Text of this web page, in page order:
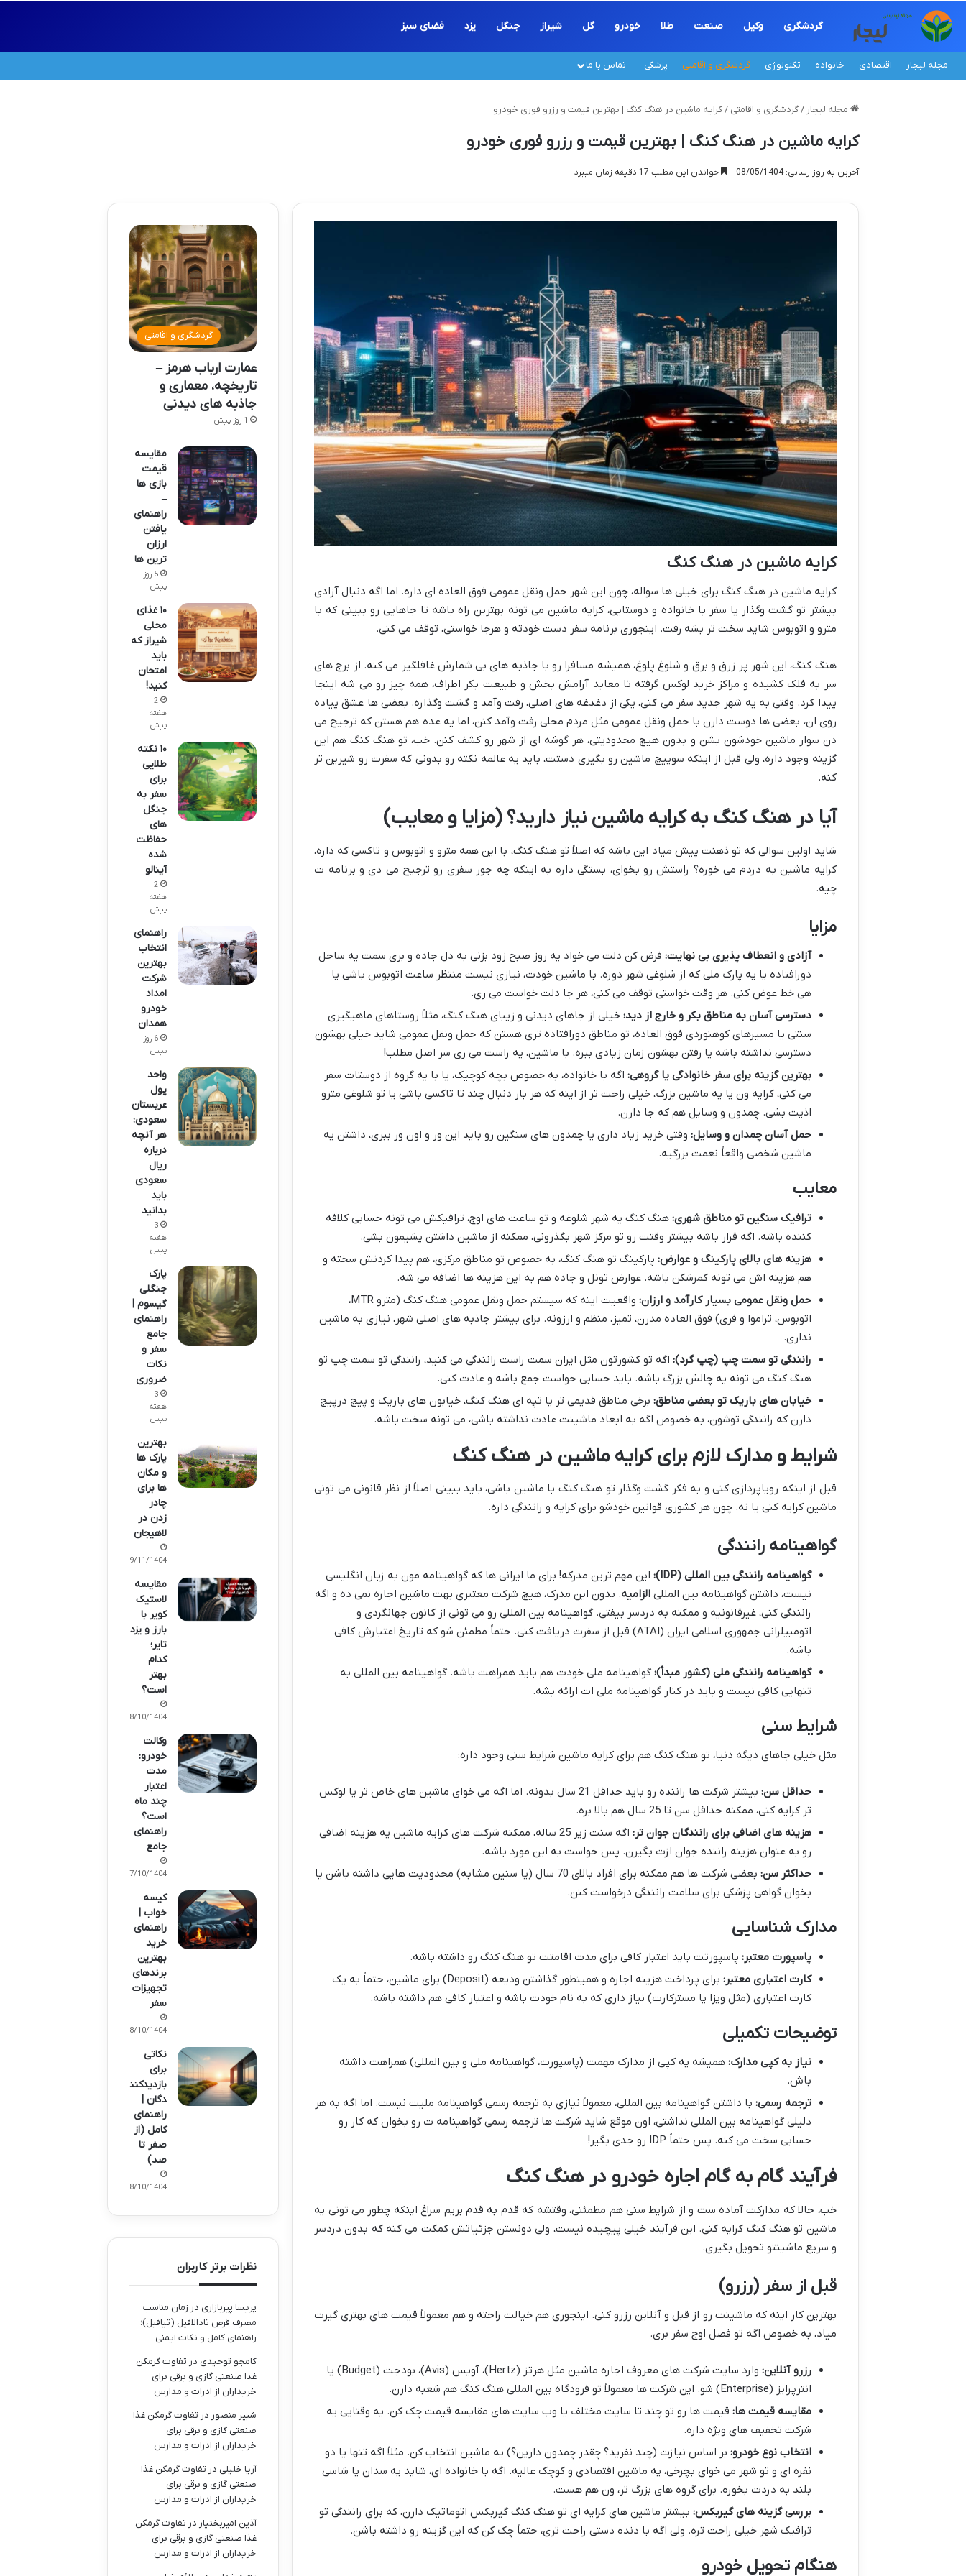
گردشگری وکیل صنعت طلا خودرو گل شیراز جنگل یزد فضای سبز
مجله لیجار اقتصادی خانواده تکنولوژی گردشگری و اقامتی پزشکی تماس با ما
مجله لیجار / گردشگری و اقامتی / کرایه ماشین در هنگ کنگ | بهترین قیمت و رزرو فوری خودرو
کرایه ماشین در هنگ کنگ | بهترین قیمت و رزرو فوری خودرو
آخرین به روز رسانی: 08/05/1404 خواندن این مطلب 17 دقیقه زمان میبرد
کرایه ماشین در هنگ کنگ
کرایه ماشین در هنگ کنگ برای خیلی ها سواله، چون این شهر حمل ونقل عمومی فوق العاده ای داره. اما اگه دنبال آزادی
بیشتر تو گشت وگذار یا سفر با خانواده و دوستایی، کرایه ماشین می تونه بهترین راه باشه تا جاهایی رو ببینی که با
مترو و اتوبوس شاید سخت تر بشه رفت. اینجوری برنامه سفر دست خودته و هرجا خواستی، توقف می کنی.
هنگ کنگ، این شهر پر زرق و برق و شلوغ پلوغ، همیشه مسافرا رو با جاذبه های بی شمارش غافلگیر می کنه. از برج های
سر به فلک کشیده و مراکز خرید لوکس گرفته تا معابد آرامش بخش و طبیعت بکر اطراف، همه چیز رو می شه اینجا
پیدا کرد. وقتی به یه شهر جدید سفر می کنی، یکی از دغدغه های اصلی، رفت وآمد و گشت وگذاره. بعضی ها عشق پیاده
روی ان، بعضی ها دوست دارن با حمل ونقل عمومی مثل مردم محلی رفت وآمد کنن، اما یه عده هم هستن که ترجیح می
دن سوار ماشین خودشون بشن و بدون هیچ محدودیتی، هر گوشه ای از شهر رو کشف کنن. خب، تو هنگ کنگ هم این
گزینه وجود داره، ولی قبل از اینکه سوییچ ماشین رو بگیری دستت، باید یه عالمه نکته رو بدونی که سفرت رو شیرین تر
کنه.
آیا در هنگ کنگ به کرایه ماشین نیاز دارید؟ (مزایا و معایب)
شاید اولین سوالی که تو ذهنت پیش میاد این باشه که اصلاً تو هنگ کنگ، با این همه مترو و اتوبوس و تاکسی که داره،
کرایه ماشین به دردم می خوره؟ راستش رو بخوای، بستگی داره به اینکه چه جور سفری رو ترجیح می دی و برنامه ت
چیه.
مزایا
آزادی و انعطاف پذیری بی نهایت: فرض کن دلت می خواد یه روز صبح زود بزنی به دل جاده و بری سمت یه ساحل
دورافتاده یا یه پارک ملی که از شلوغی شهر دوره. با ماشین خودت، نیازی نیست منتظر ساعت اتوبوس باشی یا
هی خط عوض کنی. هر وقت خواستی توقف می کنی، هر جا دلت خواست می ری.
دسترسی آسان به مناطق بکر و خارج از دید: خیلی از جاهای دیدنی و زیبای هنگ کنگ، مثلاً روستاهای ماهیگیری
سنتی یا مسیرهای کوهنوردی فوق العاده، تو مناطق دورافتاده تری هستن که حمل ونقل عمومی شاید خیلی بهشون
دسترسی نداشته باشه یا رفتن بهشون زمان زیادی ببره. با ماشین، یه راست می ری سر اصل مطلب!
بهترین گزینه برای سفر خانوادگی یا گروهی: اگه با خانواده، به خصوص بچه کوچیک، یا با یه گروه از دوستات سفر
می کنی، کرایه ون یا یه ماشین بزرگ، خیلی راحت تر از اینه که هر بار دنبال چند تا تاکسی باشی یا تو شلوغی مترو
اذیت بشی. چمدون و وسایل هم که جا دارن.
حمل آسان چمدان و وسایل: وقتی خرید زیاد داری یا چمدون های سنگین رو باید این ور و اون ور ببری، داشتن یه
ماشین شخصی واقعاً نعمت بزرگیه.
معایب
ترافیک سنگین تو مناطق شهری: هنگ کنگ یه شهر شلوغه و تو ساعت های اوج، ترافیکش می تونه حسابی کلافه
کننده باشه. اگه قرار باشه بیشتر وقتت رو تو مرکز شهر بگذرونی، ممکنه از ماشین داشتن پشیمون بشی.
هزینه های بالای پارکینگ و عوارض: پارکینگ تو هنگ کنگ، به خصوص تو مناطق مرکزی، هم پیدا کردنش سخته و
هم هزینه اش می تونه کمرشکن باشه. عوارض تونل و جاده هم به این هزینه ها اضافه می شه.
حمل ونقل عمومی بسیار کارآمد و ارزان:
واقعیت اینه که سیستم حمل ونقل عمومی هنگ کنگ (مترو MTR،
اتوبوس، تراموا و فری) فوق العاده مدرن، تمیز، منظم و ارزونه. برای بیشتر جاذبه های اصلی شهر، نیازی به ماشین
نداری.
رانندگی تو سمت چپ (چپ گرد): اگه تو کشورتون مثل ایران سمت راست رانندگی می کنید، رانندگی تو سمت چپ تو
هنگ کنگ می تونه یه چالش بزرگ باشه. باید حسابی حواست جمع باشه و عادت کنی.
خیابان های باریک تو بعضی مناطق: برخی مناطق قدیمی تر یا تپه ای هنگ کنگ، خیابون های باریک و پیچ درپیچ
دارن که رانندگی توشون، به خصوص اگه به ابعاد ماشینت عادت نداشته باشی، می تونه سخت باشه.
شرایط و مدارک لازم برای کرایه ماشین در هنگ کنگ
قبل از اینکه رویاپردازی کنی و به فکر گشت وگذار تو هنگ کنگ با ماشین باشی، باید ببینی اصلاً از نظر قانونی می تونی
ماشین کرایه کنی یا نه. چون هر کشوری قوانین خودشو برای کرایه و رانندگی داره.
گواهینامه رانندگی
گواهینامه رانندگی بین المللی (IDP):
این مهم ترین مدرکه! برای ما ایرانی ها که گواهینامه مون به زبان انگلیسی
نیست، داشتن گواهینامه بین المللیالزامیه. بدون این مدرک، هیچ شرکت معتبری بهت ماشین اجاره نمی ده و اگه
رانندگی کنی، غیرقانونیه و ممکنه به دردسر بیفتی. گواهینامه بین المللی رو می تونی از کانون جهانگردی و
اتومبیلرانی جمهوری اسلامی ایران (ATAI) قبل از سفرت دریافت کنی. حتماً مطمئن شو که تاریخ اعتبارش کافی
باشه.
گواهینامه رانندگی ملی (کشور مبدأ): گواهینامه ملی خودت هم باید همراهت باشه. گواهینامه بین المللی به
تنهایی کافی نیست و باید در کنار گواهینامه ملی ات ارائه بشه.
شرایط سنی
مثل خیلی جاهای دیگه دنیا، تو هنگ کنگ هم برای کرایه ماشین شرایط سنی وجود داره:
حداقل سن:
بیشتر شرکت ها راننده رو باید حداقل 21 سال بدونه. اما اگه می خوای ماشین های خاص تر یا لوکس
تر کرایه کنی، ممکنه حداقل سن تا 25 سال هم بالا بره.
هزینه های اضافی برای رانندگان جوان تر:
اگه سنت زیر 25 ساله، ممکنه شرکت های کرایه ماشین یه هزینه اضافی
رو به عنوان هزینه راننده جوان ازت بگیرن. پس حواست به این مورد باشه.
حداکثر سن:
بعضی شرکت ها هم ممکنه برای افراد بالای 70 سال (یا سنین مشابه) محدودیت هایی داشته باشن یا
بخوان گواهی پزشکی برای سلامت رانندگی درخواست کنن.
مدارک شناسایی
پاسپورت معتبر: پاسپورتت باید اعتبار کافی برای مدت اقامتت تو هنگ کنگ رو داشته باشه.
کارت اعتباری معتبر:
برای پرداخت هزینه اجاره و همینطور گذاشتن ودیعه (Deposit) برای ماشین، حتماً به یک
کارت اعتباری (مثل ویزا یا مسترکارت) نیاز داری که به نام خودت باشه و اعتبار کافی هم داشته باشه.
توضیحات تکمیلی
نیاز به کپی مدارک: همیشه یه کپی از مدارک مهمت (پاسپورت، گواهینامه ملی و بین المللی) همراهت داشته
باش.
ترجمه رسمی: با داشتن گواهینامه بین المللی، معمولاً نیازی به ترجمه رسمی گواهینامه ملیت نیست. اما اگه به هر
دلیلی گواهینامه بین المللی نداشتی، اون موقع شاید شرکت ها ترجمه رسمی گواهینامه ت رو بخوان که کار رو
حسابی سخت می کنه. پس حتماً IDP رو جدی بگیر!
فرآیند گام به گام اجاره خودرو در هنگ کنگ
خب، حالا که مدارکت آماده ست و از شرایط سنی هم مطمئنی، وقتشه که قدم به قدم بریم سراغ اینکه چطور می تونی یه
ماشین تو هنگ کنگ کرایه کنی. این فرآیند خیلی پیچیده نیست، ولی دونستن جزئیاتش کمکت می کنه که بدون دردسر
و سریع ماشینتو تحویل بگیری.
قبل از سفر (رزرو)
بهترین کار اینه که ماشینت رو از قبل و آنلاین رزرو کنی. اینجوری هم خیالت راحته و هم معمولاً قیمت های بهتری گیرت
میاد، به خصوص اگه تو فصل اوج سفر بری.
رزرو آنلاین:
وارد سایت شرکت های معروف اجاره ماشین مثل هرتز (Hertz)، آویس (Avis)، بودجت (Budget) یا
انترپرایز (Enterprise) شو. این شرکت ها معمولاً تو فرودگاه بین المللی هنگ کنگ هم شعبه دارن.
مقایسه قیمت ها: قیمت ها رو تو چند تا سایت مختلف یا وب سایت های مقایسه قیمت چک کن. یه وقتایی یه
شرکت تخفیف های ویژه داره.
انتخاب نوع خودرو: بر اساس نیازت (چند نفرید؟ چقدر چمدون دارین؟) یه ماشین انتخاب کن. مثلاً اگه تنها یا دو
نفره ای و تو شهر می خوای بچرخی، یه ماشین اقتصادی و کوچک عالیه. اگه با خانواده ای، شاید یه سدان یا شاسی
بلند به دردت بخوره. برای گروه های بزرگ تر، ون هم هست.
بررسی گزینه های گیربکس: بیشتر ماشین های کرایه ای تو هنگ کنگ گیربکس اتوماتیک دارن، که برای رانندگی تو
ترافیک شهر خیلی راحت تره. ولی اگه با دنده دستی راحت تری، حتماً چک کن که این گزینه رو داشته باشن.
هنگام تحویل خودرو
گردشگری و اقامتی
عمارت ارباب هرمز –
تاریخچه، معماری و
جاذبه های دیدنی
1 روز پیش
مقایسه
قیمت
بازی ها
–
راهنمای
یافتن
ارزان
ترین ها
5 روز
پیش
۱۰ غذای
محلی
شیراز که
باید
امتحان
کنید!
2
هفته
پیش
۱۰ نکته
طلایی
برای
سفر به
جنگل
های
حفاظت
شده
آینالو
2
هفته
پیش
راهنمای
انتخاب
بهترین
شرکت
امداد
خودرو
همدان
6 روز
پیش
واحد
پول
عربستان
سعودی:
هر آنچه
درباره
ریال
سعودی
باید
بدانید
3
هفته
پیش
پارک
جنگلی
گیسوم |
راهنمای
جامع
سفر و
نکات
ضروری
3
هفته
پیش
بهترین
پارک ها
و مکان
ها برای
چادر
زدن در
لاهیجان
29/11/1404
مقایسه
لاستیک
کویر با
بارز و یزد
تایر؛
کدام
بهتر
است؟
08/10/1404
وکالت
خودرو:
مدت
اعتبار
چند ماه
است؟
راهنمای
جامع
07/10/1404
کیسه
خواب |
راهنمای
خرید
بهترین
برندهای
تجهیزات
سفر
08/10/1404
نکاتی
برای
بازدیدکنن
دگان |
راهنمای
کامل (از
صفر تا
صد)
08/10/1404
نظرات برتر کاربران
پریسا پیربازاری در زمان مناسب
مصرف قرص تادالافیل (تیافیل)؛
راهنمای کامل و نکات ایمنی
کامجو توحیدی در تفاوت گرمکن
غذا صنعتی گازی و برقی برای
خریداران از ادرات و مدارس
شبیر منصور در تفاوت گرمکن غذا
صنعتی گازی و برقی برای
خریداران از ادرات و مدارس
آریا خلیلی در تفاوت گرمکن غذا
صنعتی گازی و برقی برای
خریداران از ادرات و مدارس
آذین امیربختیار در تفاوت گرمکن
غذا صنعتی گازی و برقی برای
خریداران از ادرات و مدارس